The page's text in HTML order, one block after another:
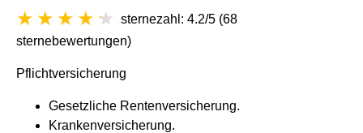
sternezahl: 4.2/5 (68
sternebewertungen)
Pflichtversicherung
Gesetzliche Rentenversicherung.
Krankenversicherung.